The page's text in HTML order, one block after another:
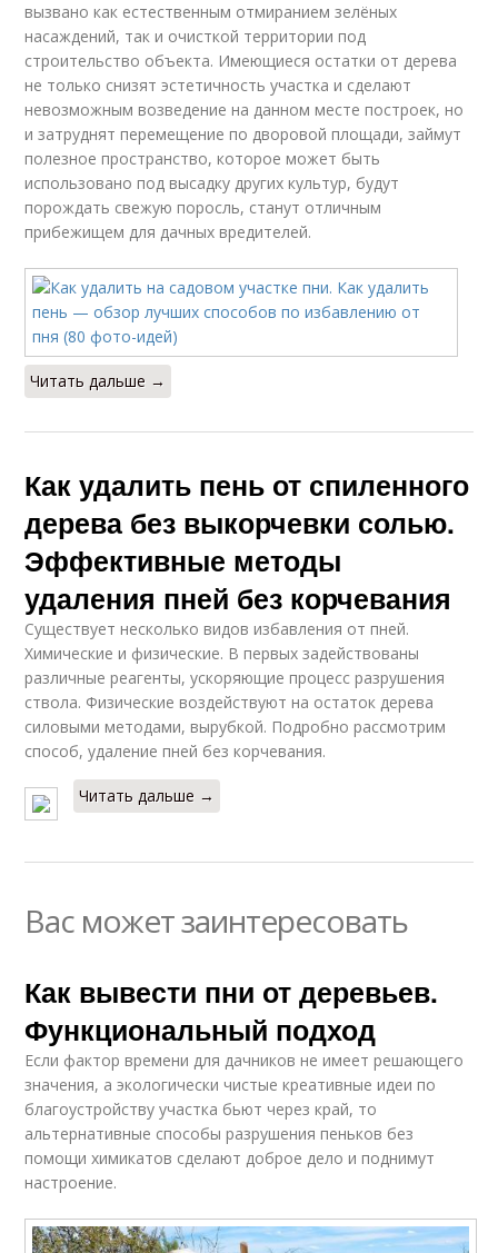
вызвано как естественным отмиранием зелёных
насаждений, так и очисткой территории под
строительство объекта. Имеющиеся остатки от дерева
не только снизят эстетичность участка и сделают
невозможным возведение на данном месте построек, но
и затруднят перемещение по дворовой площади, займут
полезное пространство, которое может быть
использовано под высадку других культур, будут
порождать свежую поросль, станут отличным
прибежищем для дачных вредителей.
Читать дальше →
Как удалить пень от спиленного
дерева без выкорчевки солью.
Эффективные методы
удаления пней без корчевания
Существует несколько видов избавления от пней.
Химические и физические. В первых задействованы
различные реагенты, ускоряющие процесс разрушения
ствола. Физические воздействуют на остаток дерева
силовыми методами, вырубкой. Подробно рассмотрим
способ, удаление пней без корчевания.
Читать дальше →
Вас может заинтересовать
Как вывести пни от деревьев.
Функциональный подход
Если фактор времени для дачников не имеет решающего
значения, а экологически чистые креативные идеи по
благоустройству участка бьют через край, то
альтернативные способы разрушения пеньков без
помощи химикатов сделают доброе дело и поднимут
настроение.